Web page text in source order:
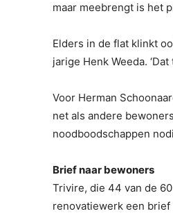
maar meebrengt is het
Elders in de flat klinkt
jarige Henk Weeda.
Voor Herman
net als andere
noodboodschappen
Brief naar bewoners
Trivire, die 44 van de
renovatiewerk een